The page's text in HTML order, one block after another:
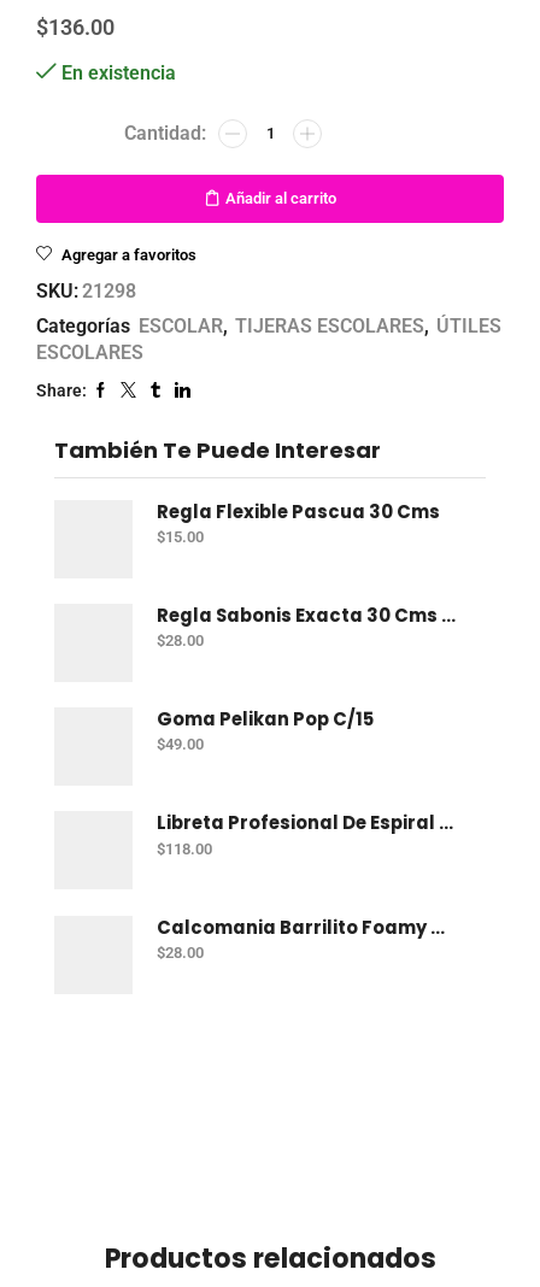
$136.00
En existencia
Añadir al carrito
Agregar a favoritos
SKU:21298
Categorías ESCOLAR, TIJERAS ESCOLARES, ÚTILES
ESCOLARES
Share:
También Te Puede Interesar
Regla Flexible Pascua 30 Cms
$15.00
Regla Sabonis Exacta 30 Cms Profesional
$28.00
Goma Pelikan Pop C/15
$49.00
Libreta Profesional De Espiral Norma Uno 200 H C-7
$118.00
Calcomania Barrilito Foamy Mar
$28.00
Productos relacionados